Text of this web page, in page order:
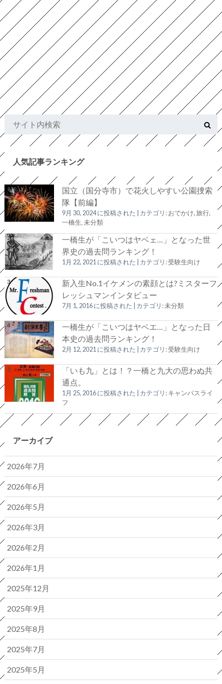
人気記事ランキング
国立（国分寺市）で花火しやすい公園捜索
隊【前編】
9月 30, 2024 に投稿された カテゴリ:おでかけ, 旅行,
一橋生, 未分類
一橋生が「こいつはヤベェ…」となった世
界史の過去問ランキング！
1月 22, 2021 に投稿された カテゴリ:受験生向け
新入生No.1イケメンの素顔とは?ミスターフ
レッシュマンインタビュー
7月 1, 2016 に投稿された カテゴリ:未分類
一橋生が「こいつはヤベエ…」となった日
本史の過去問ランキング！
2月 12, 2021 に投稿された カテゴリ:受験生向け
「いも九」とは！？一橋と九大の思わぬ共
通点。
1月 25, 2016 に投稿された カテゴリ:キャンパスライ
フ
アーカイブ
2026年7月
2026年6月
2026年5月
2026年3月
2026年2月
2026年1月
2025年12月
2025年9月
2025年8月
2025年7月
2025年5月